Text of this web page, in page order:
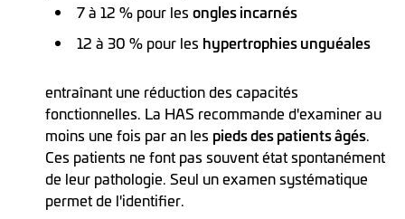
7 à 12 % pour les ongles incarnés
12 à 30 % pour les hypertrophies unguéales
entraînant une réduction des capacités
fonctionnelles. La HAS recommande d'examiner au
moins une fois par an les pieds des patients âgés.
Ces patients ne font pas souvent état spontanément
de leur pathologie. Seul un examen systématique
permet de l'identifier.